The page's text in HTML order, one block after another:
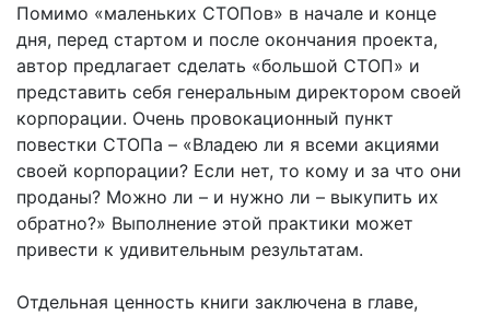
Помимо «маленьких СТОПов» в начале и конце
дня, перед стартом и после окончания проекта,
автор предлагает сделать «большой СТОП» и
представить себя генеральным директором своей
корпорации. Очень провокационный пункт
повестки СТОПа – «Владею ли я всеми акциями
своей корпорации? Если нет, то кому и за что они
проданы? Можно ли – и нужно ли – выкупить их
обратно?» Выполнение этой практики может
привести к удивительным результатам.
Отдельная ценность книги заключена в главе,